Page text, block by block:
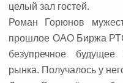
целый зал гостей.
Роман Горюнов
прошлое ОАО Биржа
безупречное будущее
рынка. Получалось у